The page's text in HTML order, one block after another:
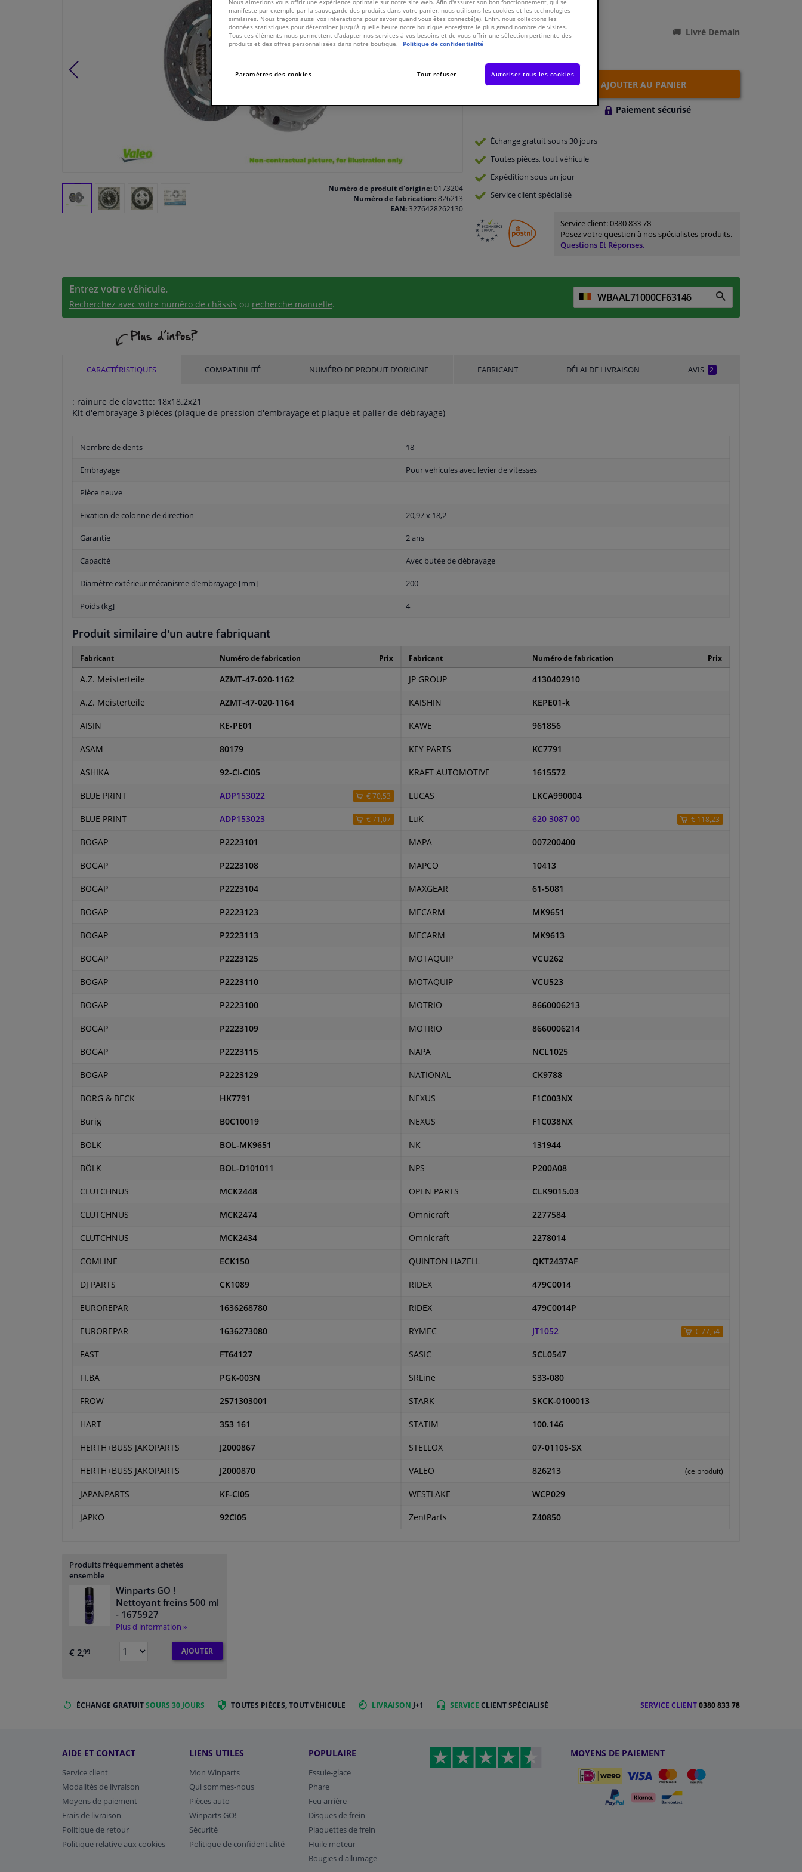
Numéro de produit d'origine:0173204
Numéro de fabrication:826213
EAN:3276428262130
Voir les spécifications du produit
En stock
Livré Demain
Nombre:
AJOUTER AU PANIER
Paiement sécurisé
Échange gratuitsours 30 jours
Toutes pièces, tout véhicule
Expédition sous un jour
Serviceclient spécialisé
Service client:0380 833 78
Posez votre question à nos spécialistes produits.
Questions Et Réponses.
Entrez votre véhicule.
Recherchez avec votre numéro de châssis ou recherche manuelle.
CARACTÉRISTIQUES COMPATIBILITÉ NUMÉRO DE PRODUIT D'ORIGINE FABRICANT DÉLAI DE LIVRAISON AVIS 2
: rainure de clavette: 18x18.2x21
Kit d'embrayage 3 pièces (plaque de pression d'embrayage et plaque et palier de débrayage)
Nombre de dents 18
Embrayage Pour vehicules avec levier de vitesses
Pièce neuve
Fixation de colonne de direction 20,97 x 18,2
Garantie 2 ans
Capacité Avec butée de débrayage
Diamètre extérieur mécanisme d’embrayage [mm] 200
Poids (kg] 4
Produit similaire d'un autre fabriquant
Fabricant Numéro de fabrication Prix
A.Z. Meisterteile AZMT-47-020-1162
A.Z. Meisterteile AZMT-47-020-1164
AISIN KE-PE01
ASAM 80179
ASHIKA 92-CI-CI05
BLUE PRINT ADP153022 € 70,53
BLUE PRINT ADP153023 € 71,07
BOGAP P2223101
BOGAP P2223108
BOGAP P2223104
BOGAP P2223123
BOGAP P2223113
BOGAP P2223125
BOGAP P2223110
BOGAP P2223100
BOGAP P2223109
BOGAP P2223115
BOGAP P2223129
BORG & BECK HK7791
Burig B0C10019
BÖLK BOL-MK9651
BÖLK BOL-D101011
CLUTCHNUS MCK2448
CLUTCHNUS MCK2474
CLUTCHNUS MCK2434
COMLINE ECK150
DJ PARTS CK1089
EUROREPAR 1636268780
EUROREPAR 1636273080
FAST FT64127
FI.BA PGK-003N
FROW 2571303001
HART 353 161
HERTH+BUSS JAKOPARTS J2000867
HERTH+BUSS JAKOPARTS J2000870
JAPANPARTS KF-CI05
JAPKO 92CI05
Fabricant Numéro de fabrication Prix
JP GROUP 4130402910
KAISHIN KEPE01-k
KAWE 961856
KEY PARTS KC7791
KRAFT AUTOMOTIVE 1615572
LUCAS LKCA990004
LuK 620 3087 00 € 118,23
MAPA 007200400
MAPCO 10413
MAXGEAR 61-5081
MECARM MK9651
MECARM MK9613
MOTAQUIP VCU262
MOTAQUIP VCU523
MOTRIO 8660006213
MOTRIO 8660006214
NAPA NCL1025
NATIONAL CK9788
NEXUS F1C003NX
NEXUS F1C038NX
NK 131944
NPS P200A08
OPEN PARTS CLK9015.03
Omnicraft 2277584
Omnicraft 2278014
QUINTON HAZELL QKT2437AF
RIDEX 479C0014
RIDEX 479C0014P
RYMEC JT1052 € 77,54
SASIC SCL0547
SRLine S33-080
STARK SKCK-0100013
STATIM 100.146
STELLOX 07-01105-SX
VALEO 826213 (ce produit)
WESTLAKE WCP029
ZentParts Z40850
Produits fréquemment achetés
ensemble
Winparts GO !
Nettoyant freins 500 ml
- 1675927
Plus d'information »
€ 2,99 AJOUTER
ÉCHANGE GRATUITSOURS 30 JOURS TOUTES PIÈCES, TOUT VÉHICULE LIVRAISON J+1 SERVICE CLIENT SPÉCIALISÉ SERVICE CLIENT0380 833 78
AIDE ET CONTACT
Service client
Modalités de livraison
Moyens de paiement
Frais de livraison
Politique de retour
Politique relative aux cookies
LIENS UTILES
Mon Winparts
Qui sommes-nous
Pièces auto
Winparts GO!
Sécurité
Politique de confidentialité
POPULAIRE
Essuie-glace
Phare
Feu arrière
Disques de frein
Plaquettes de frein
Huile moteur
Bougies d'allumage
MOYENS DE PAIEMENT
manifeste par exemple par la sauvegarde des produits dans votre panier, nous utilisons les cookies et les technologies
similaires. Nous traçons aussi vos interactions pour savoir quand vous êtes connecté(e). Enfin, nous collectons les
données statistiques pour déterminer jusqu'à quelle heure notre boutique enregistre le plus grand nombre de visites.
Tous ces éléments nous permettent d'adapter nos services à vos besoins et de vous offrir une sélection pertinente des
produits et des offres personnalisées dans notre boutique.
Politique de confidentialité
Paramètres des cookies Tout refuser Autoriser tous les cookies